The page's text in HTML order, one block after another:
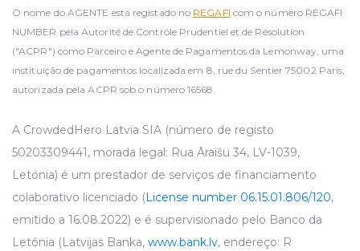
O nome do AGENTE está registado no REGAFI com o número REGAFI
NUMBER pela Autorité de Contrôle Prudentiel et de Résolution
("ACPR") como Parceiro e Agente de Pagamentos da Lemonway, uma
instituição de pagamentos localizada em 8, rue du Sentier 75002 Paris,
autorizada pela ACPR sob o número 16568.
A CrowdedHero Latvia SIA (número de registo
50203309441, morada legal: Rua Āraišu 34, LV-1039,
Letónia) é um prestador de serviços de financiamento
colaborativo licenciado (License number 06.15.01.806/120,
emitido a 16.08.2022) e é supervisionado pelo Banco da
Letónia (Latvijas Banka, www.bank.lv, endereço: R